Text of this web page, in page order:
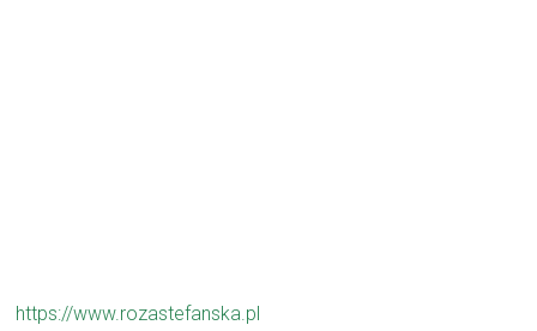
https://www.rozastefanska.pl